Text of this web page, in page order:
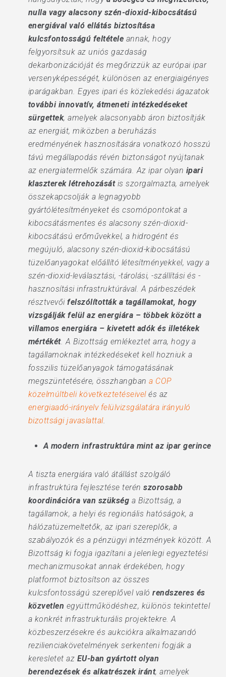
nulla vagy alacsony szén-dioxid-kibocsátású
energiával való ellátás biztosítása
kulcsfontosságú feltétele annak, hogy
felgyorsítsuk az uniós gazdaság
dekarbonizációját és megőrizzük az európai ipar
versenyképességét, különösen az energiaigényes
iparágakban. Egyes ipari és közlekedési ágazatok
további innovatív, átmeneti intézkedéseket
sürgettek, amelyek alacsonyabb áron biztosítják
az energiát, miközben a beruházás
eredményének hasznosítására vonatkozó hosszú
távú megállapodás révén biztonságot nyújtanak
az energiatermelők számára. Az ipar olyan ipari
klaszterek létrehozásátis szorgalmazta, amelyek
összekapcsolják a legnagyobb
gyártólétesítményeket és csomópontokat a
kibocsátásmentes és alacsony szén-dioxid-
kibocsátású erőművekkel, a hidrogént és
megújuló, alacsony szén-dioxid-kibocsátású
tüzelőanyagokat előállító létesítményekkel, vagy a
szén-dioxid-leválasztási, -tárolási, -szállítási és -
hasznosítási infrastruktúrával. A párbeszédek
résztvevőifelszólították a tagállamokat, hogy
vizsgálják felül az energiára – többek között a
villamos energiára – kivetett adók és illetékek
mértékét. A Bizottság emlékeztet arra, hogy a
tagállamoknak intézkedéseket kell hozniuk a
fosszilis tüzelőanyagok támogatásának
megszüntetésére, összhangbana COP
közelmúltbeli következtetéseivelés az
energiaadó-irányelv felülvizsgálatára irányuló
bizottsági javaslattal.
A modern infrastruktúra mint az ipar gerince
A tiszta energiára való átállást szolgáló
infrastruktúra fejlesztése terénszorosabb
koordinációra van szükség a Bizottság, a
tagállamok, a helyi és regionális hatóságok, a
hálózatüzemeltetők, az ipari szereplők, a
szabályozók és a pénzügyi intézmények között. A
Bizottság ki fogja igazítani a jelenlegi egyeztetési
mechanizmusokat annak érdekében, hogy
platformot biztosítson az összes
kulcsfontosságú szereplővel valórendszeres és
közvetlen együttműködéshez, különös tekintettel
a konkrét infrastrukturális projektekre. A
közbeszerzésekre és aukciókra alkalmazandó
rezilienciakövetelmények serkenteni fogják a
keresletet az EU-ban gyártott olyan
berendezések és alkatrészek iránt, amelyek